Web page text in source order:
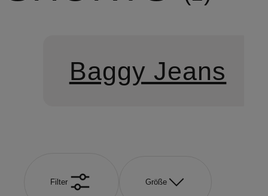
Baggy Jeans
Filter Größe